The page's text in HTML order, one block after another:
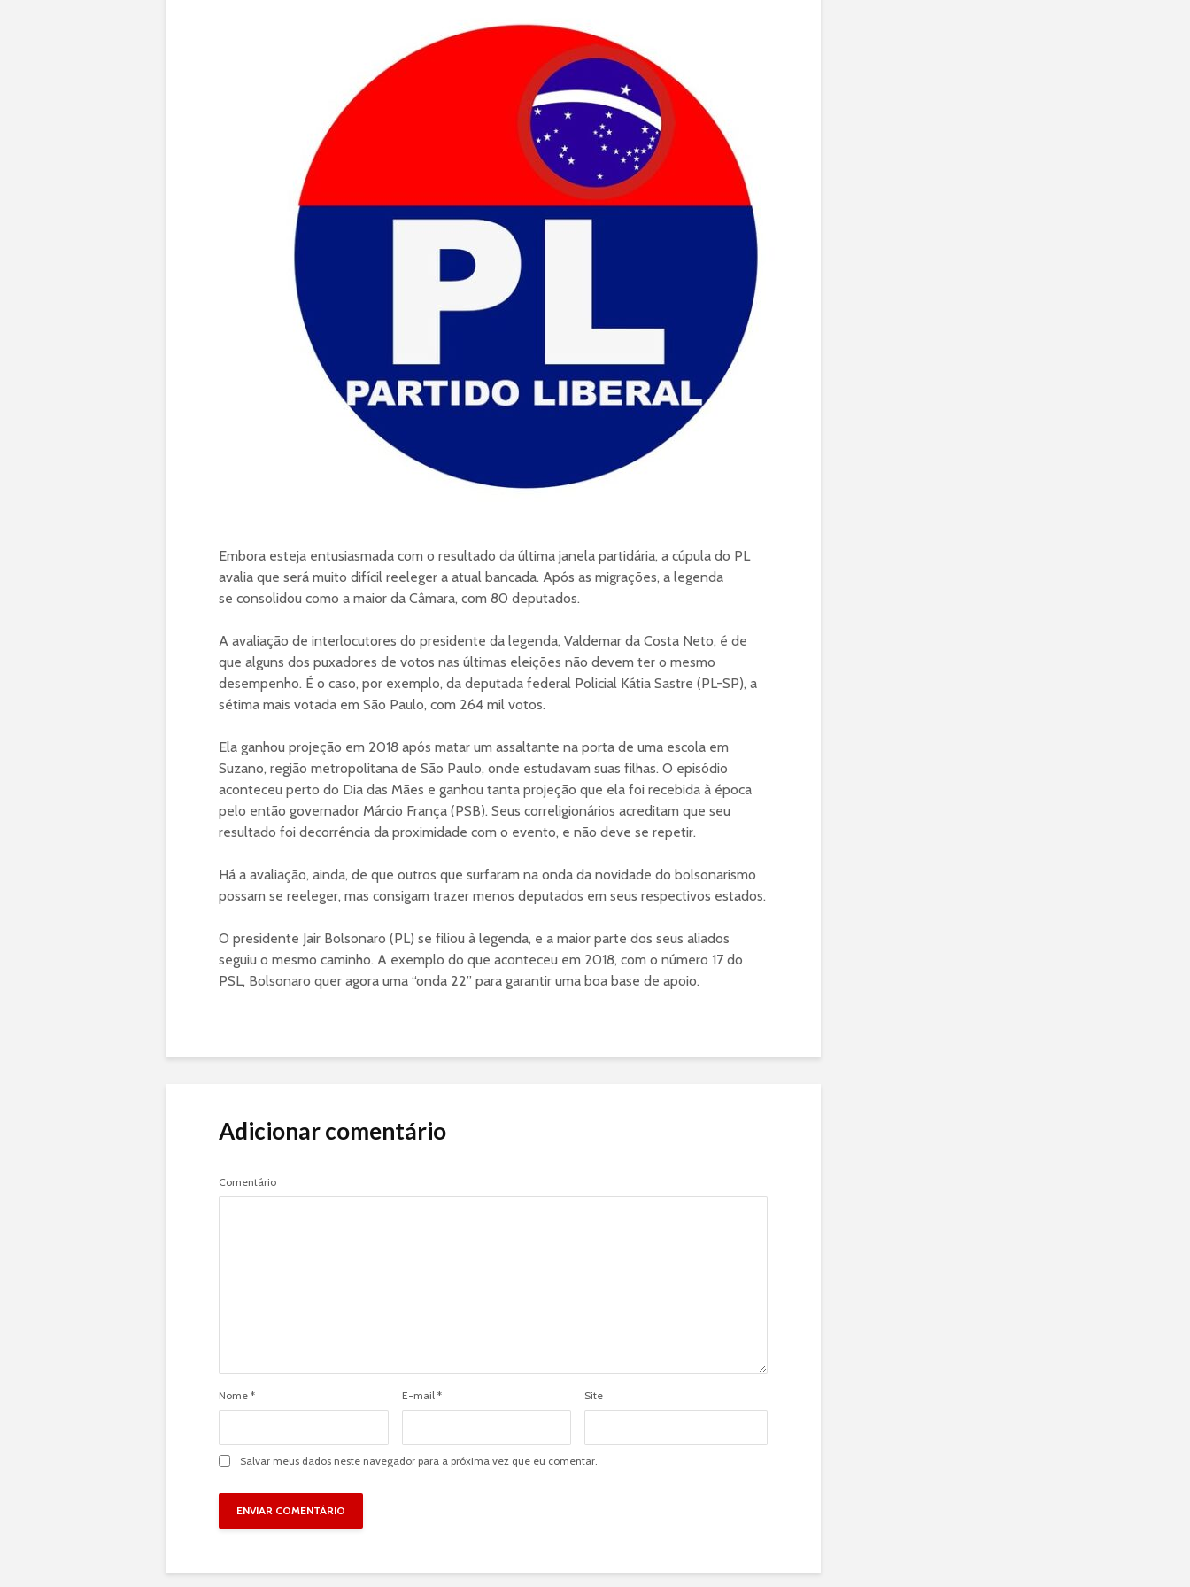
Embora esteja entusiasmada com o resultado da última janela partidária, a cúpula do PL
avalia que será muito difícil reeleger a atual bancada. Após as migrações, a legenda
se consolidou como a maior da Câmara, com 80 deputados.
A avaliação de interlocutores do presidente da legenda, Valdemar da Costa Neto, é de
que alguns dos puxadores de votos nas últimas eleições não devem ter o mesmo
desempenho. É o caso, por exemplo, da deputada federal Policial Kátia Sastre (PL-SP), a
sétima mais votada em São Paulo, com 264 mil votos.
Ela ganhou projeção em 2018 após matar um assaltante na porta de uma escola em
Suzano, região metropolitana de São Paulo, onde estudavam suas filhas. O episódio
aconteceu perto do Dia das Mães e ganhou tanta projeção que ela foi recebida à época
pelo então governador Márcio França (PSB). Seus correligionários acreditam que seu
resultado foi decorrência da proximidade com o evento, e não deve se repetir.
Há a avaliação, ainda, de que outros que surfaram na onda da novidade do bolsonarismo
possam se reeleger, mas consigam trazer menos deputados em seus respectivos estados.
O presidente Jair Bolsonaro (PL) se filiou à legenda, e a maior parte dos seus aliados
seguiu o mesmo caminho. A exemplo do que aconteceu em 2018, com o número 17 do
PSL, Bolsonaro quer agora uma “onda 22” para garantir uma boa base de apoio.
Adicionar comentário
Comentário
Nome * E-mail * Site
Salvar meus dados neste navegador para a próxima vez que eu comentar.